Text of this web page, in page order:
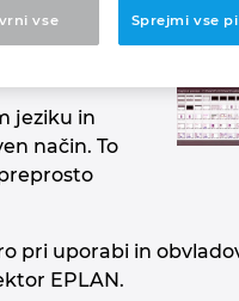
inteligenci.
element
jeziku in
način. To
pri uporabi in
EPLAN.
vse Sprejmi vse